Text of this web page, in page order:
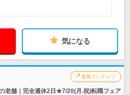
気になる
追加コンテンツ
老舗｜完全週休2日★7/20(月.祝)転職フェア